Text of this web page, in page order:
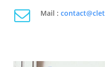
Mail :